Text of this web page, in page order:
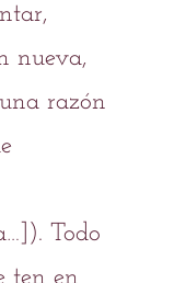
nueva,
razón
Todo
ten en